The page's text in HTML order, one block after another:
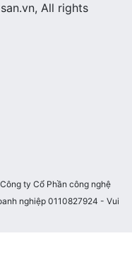
All rights
ty Cổ Phần công nghệ
nghiệp 0110827924 - Vui